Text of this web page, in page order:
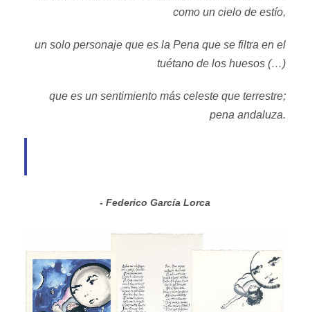
como un cielo de estío,
un solo personaje que es la Pena que se filtra en el
tuétano de los huesos (…)
que es un sentimiento más celeste que terrestre;
pena andaluza.
Federico García Lorca